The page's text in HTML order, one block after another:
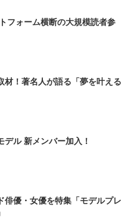
フォーム横断の大規模読者参
材！著名人が語る「夢を叶える
デル 新メンバー加入！
俳優・女優を特集「モデルプレ